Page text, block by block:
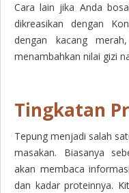
Cara lain jika Anda
dikreasikan dengan
dengan kacang
menambahkan nilai gizi
Tingkatan
Tepung menjadi salah
masakan. Biasanya
akan membaca
dan kadar proteinnya.